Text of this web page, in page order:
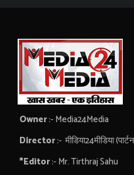
Owner:- Media24Media
Director:- मीडिया24मीडिया
*Editor:- Mr. Tirthraj Sahu